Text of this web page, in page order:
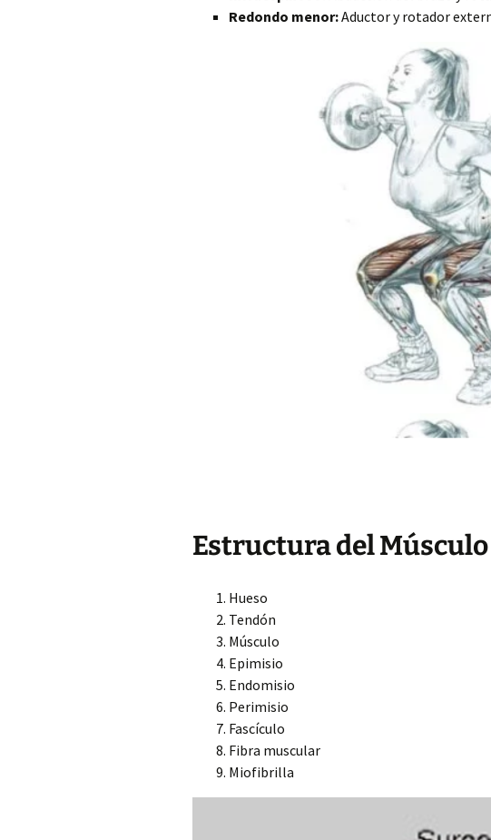
Redondo menor:Aductor yrotador
Estructura del
Hueso
Tendón
Músculo
Epimisio
Endomisio
Perimisio
Fascículo
Fibra muscular
Miofibrilla